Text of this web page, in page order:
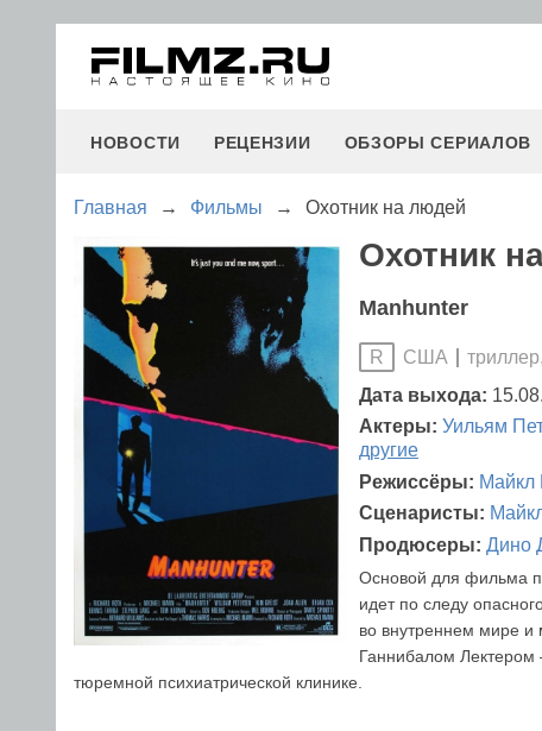
НОВОСТИ РЕЦЕНЗИИ ОБЗОРЫ СЕРИАЛОВ
Главная → Фильмы → Охотник на людей
Охотник
Manhunter
R США
Дата выхода:
Актеры: Уильям
другие
Режиссёры: Майкл
Сценаристы:
Продюсеры: Дино
Основой для фильма
идет по следу
во внутреннем мире и
Ганнибалом
тюремной психиатрической клинике.